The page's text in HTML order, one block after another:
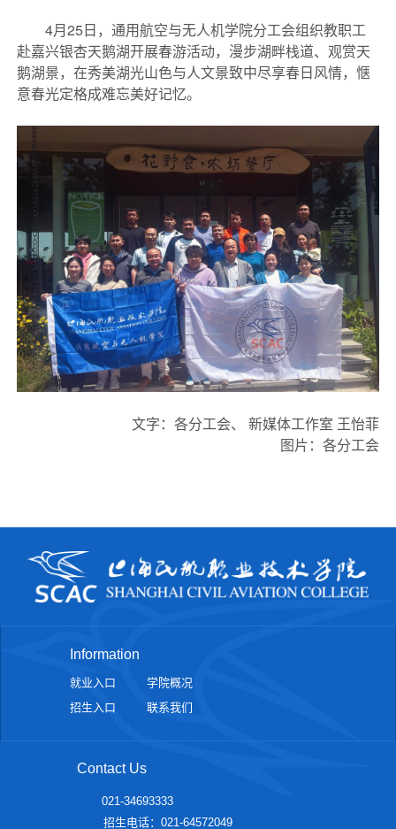
4月25日，通用航空与无人机学院分工会组织教职工
赴嘉兴银杏天鹅湖开展春游活动，漫步湖畔栈道、观赏天
鹅湖景，在秀美湖光山色与人文景致中尽享春日风情，惬
意春光定格成难忘美好记忆。
文字：各分工会、 新媒体工作室 王怡菲
图片：各分工会
Information
就业入口
学院概况
招生入口
联系我们
Contact Us
021-34693333
招生电话：021-64572049